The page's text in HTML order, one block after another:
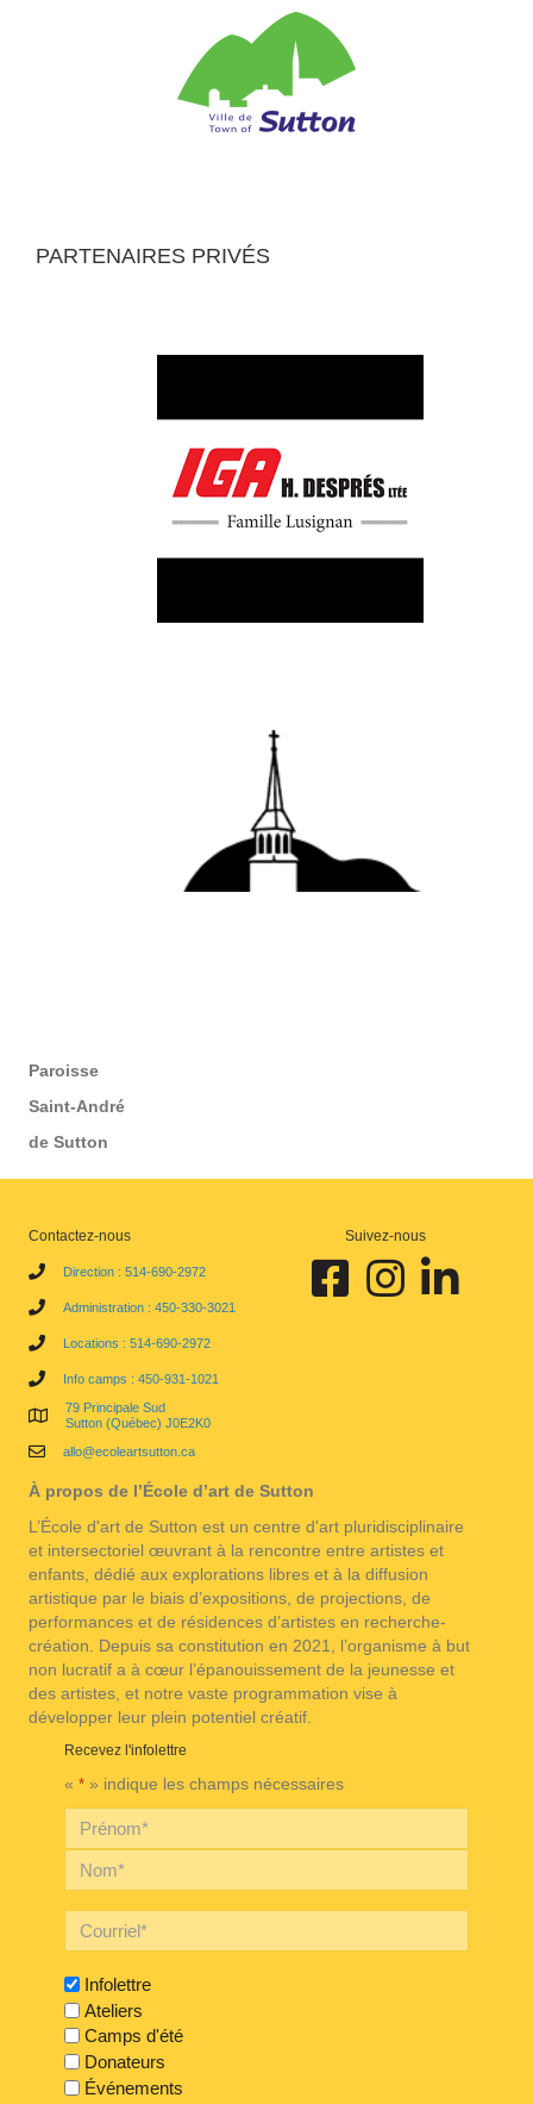
PARTENAIRES PRIVÉS
Paroisse
Saint-André
de Sutton
Contactez-nous
Direction : 514-690-2972
Administration : 450-330-3021
Locations : 514-690-2972
Info camps : 450-931-1021
79 Principale Sud
Sutton (Québec) J0E2K0
allo@ecoleartsutton.ca
Suivez-nous
Facebook École d'art de
Instagram École d'art
Linkedin
À propos de l’École d’art de Sutton
L’École d'art de Sutton est un centre d'art pluridisciplinaire
et intersectoriel œuvrant à la rencontre entre artistes et
enfants, dédié aux explorations libres et à la diffusion
artistique par le biais d’expositions, de projections, de
performances et de résidences d’artistes en recherche-
création. Depuis sa constitution en 2021, l’organisme à but
non lucratif a à cœur l’épanouissement de la jeunesse et
des artistes, et notre vaste programmation vise à
développer leur plein potentiel créatif.
Recevez l'infolettre
« * » indique les champs nécessaires
Infolettre
Ateliers
Camps d'été
Donateurs
Événements